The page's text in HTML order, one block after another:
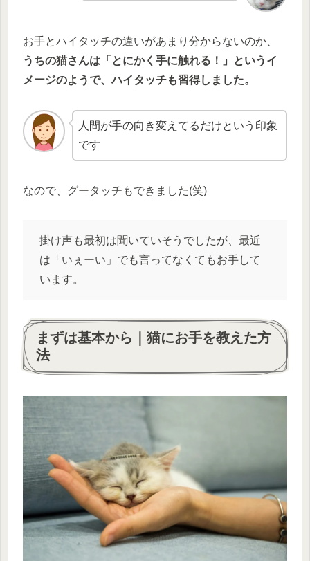
お手とハイタッチの違いがあまり分からないのか、
うちの猫さんは「とにかく手に触れる！」というイ
メージのようで、ハイタッチも習得しました。
人間が手の向き変えてるだけという印象
です
なので、グータッチもできました(笑)
掛け声も最初は聞いていそうでしたが、最近
は「いぇーい」でも言ってなくてもお手して
います。
まずは基本から｜猫にお手を教えた方
法